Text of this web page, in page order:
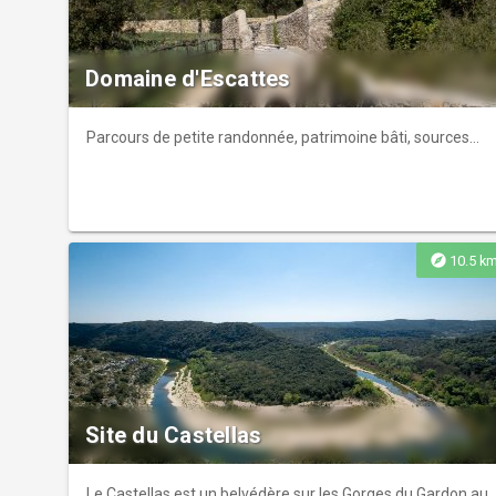
Domaine d'Escattes
Parcours de petite randonnée, patrimoine bâti, sources…
explore 10.5 km
Site du Castellas